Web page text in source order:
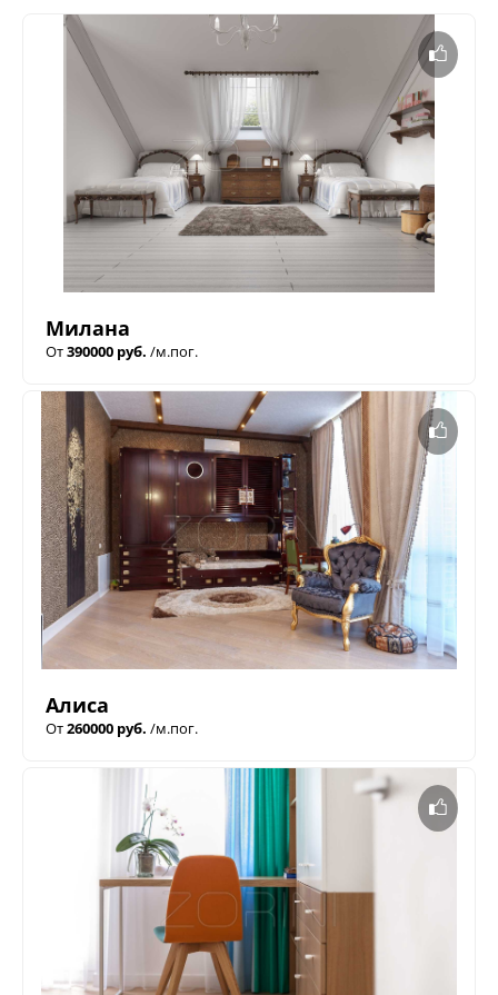
Милана
От390000 руб. /м.пог.
Алиса
От260000 руб. /м.пог.